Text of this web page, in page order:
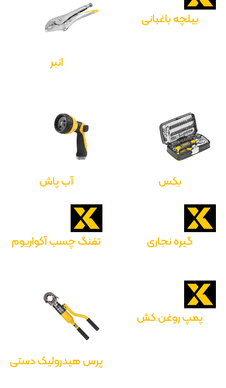
بیلچه باغبانی
انبر
بکس آب پاش
گیره نجاری تفنگ چسب آکواریوم
پمپ روغن کش
پرس هیدرولیک دستی